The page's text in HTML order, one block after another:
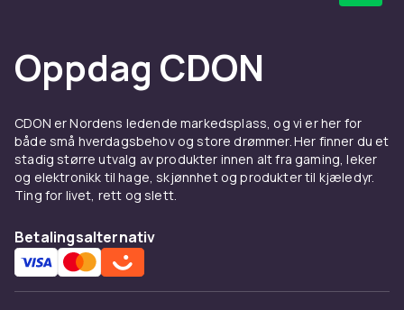
Oppdag CDON
CDON er Nordens ledende markedsplass, og vi er her for
både små hverdagsbehov og store drømmer. Her finner du et
stadig større utvalg av produkter innen alt fra gaming, leker
og elektronikk til hage, skjønnhet og produkter til kjæledyr.
Ting for livet, rett og slett.
Betalingsalternativ